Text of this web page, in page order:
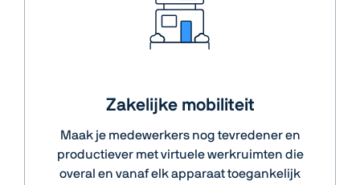
Zakelijke mobiliteit
Maak je medewerkers nog tevredener en
productiever met virtuele werkruimten die
overal en vanaf elk apparaat toegankelijk